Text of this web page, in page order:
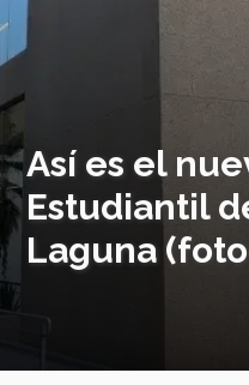
Así es el
Estudiantil
Laguna